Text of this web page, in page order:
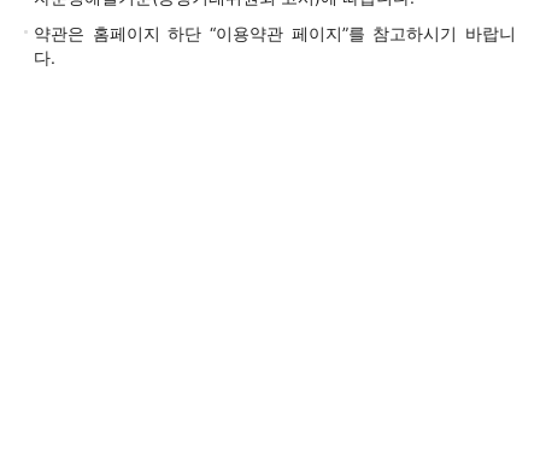
약관은 홈페이지 하단 “이용약관 페이지”를 참고하시기 바랍니
다.